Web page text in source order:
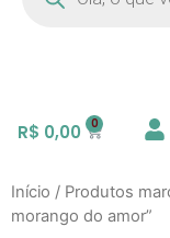
R$ 0,00
Início / Produtos
morango do amor”